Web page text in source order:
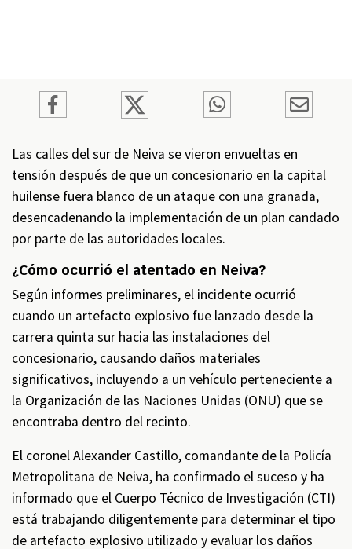
Las calles del sur de Neiva se vieron envueltas en
tensión después de que un concesionario en la capital
huilense fuera blanco de un ataque con una granada,
desencadenando la implementación de un plan candado
por parte de las autoridades locales.
¿Cómo ocurrió el atentado en Neiva?
Según informes preliminares, el incidente ocurrió
cuando un artefacto explosivo fue lanzado desde la
carrera quinta sur hacia las instalaciones del
concesionario, causando daños materiales
significativos, incluyendo a un vehículo perteneciente a
la Organización de las Naciones Unidas (ONU) que se
encontraba dentro del recinto.
El coronel Alexander Castillo, comandante de la Policía
Metropolitana de Neiva, ha confirmado el suceso y ha
informado que el Cuerpo Técnico de Investigación (CTI)
está trabajando diligentemente para determinar el tipo
de artefacto explosivo utilizado y evaluar los daños